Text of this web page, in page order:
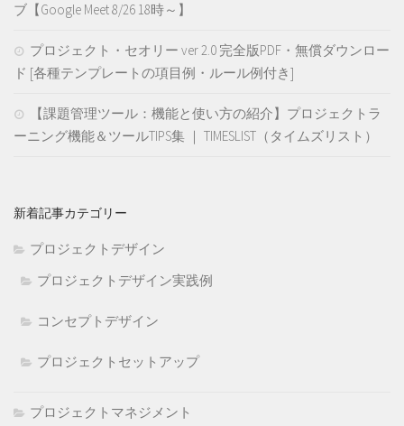
ブ【Google Meet 8/26 18時～】
プロジェクト・セオリー ver 2.0 完全版PDF・無償ダウンロー
ド [各種テンプレートの項目例・ルール例付き]
【課題管理ツール：機能と使い方の紹介】プロジェクトラ
ーニング機能＆ツールTIPS集 ｜ TIMESLIST（タイムズリスト）
新着記事カテゴリー
プロジェクトデザイン
プロジェクトデザイン実践例
コンセプトデザイン
プロジェクトセットアップ
プロジェクトマネジメント